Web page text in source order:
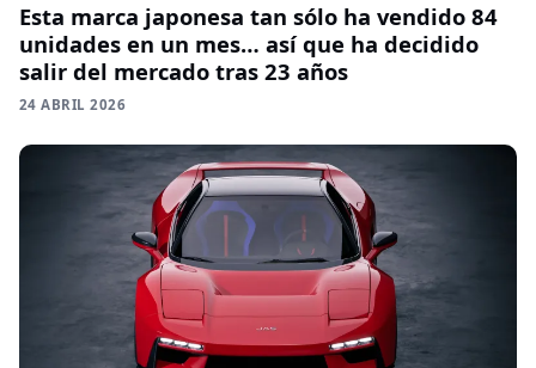
Esta marca japonesa tan sólo ha vendido 84
unidades en un mes… así que ha decidido
salir del mercado tras 23 años
24 ABRIL 2026